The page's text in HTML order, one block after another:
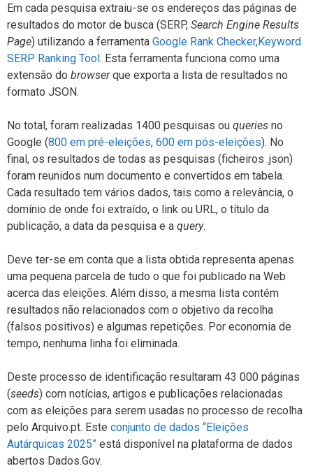
Em cada pesquisa extraiu-se os endereços das páginas de
resultados do motor de busca (SERP, Search Engine Results
Page) utilizando a ferramenta Google Rank Checker,Keyword
SERP Ranking Tool. Esta ferramenta funciona como uma
extensão do browserque exporta a lista de resultados no
formato JSON.
No total, foram realizadas 1400 pesquisas ou queries no
Google (800 em pré-eleições, 600 em pós-eleições). No
final, os resultados de todas as pesquisas (ficheiros .json)
foram reunidos num documento e convertidos em tabela.
Cada resultado tem vários dados, tais como a relevância, o
domínio de onde foi extraído, o link ou URL, o título da
publicação, a data da pesquisa e a query.
Deve ter-se em conta que a lista obtida representa apenas
uma pequena parcela de tudo o que foi publicado na Web
acerca das eleições. Além disso, a mesma lista contém
resultados não relacionados com o objetivo da recolha
(falsos positivos) e algumas repetições. Por economia de
tempo, nenhuma linha foi eliminada.
Deste processo de identificação resultaram 43 000 páginas
(seeds) com notícias, artigos e publicações relacionadas
com as eleições para serem usadas no processo de recolha
pelo Arquivo.pt. Este conjunto de dados “Eleições
Autárquicas 2025” está disponível na plataforma de dados
abertos Dados.Gov.